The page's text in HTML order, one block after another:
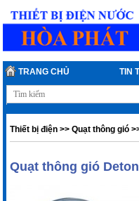
TRANG CHỦ TIN
Thiết bị điện >>Quạt thông gió
Quạt thông gió